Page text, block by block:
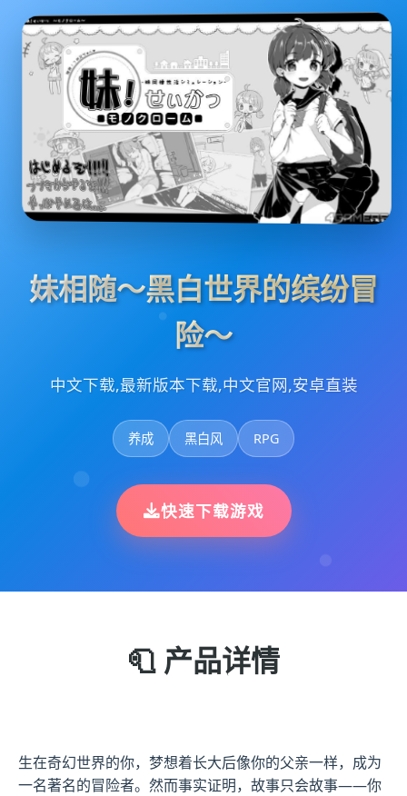
妹相随～黑白世界的缤纷冒
险～
中文下载,最新版本下载,中文官网,安卓直装
养成 黑白风 RPG
快速下载游戏
🧻 产品详情
生在奇幻世界的你，梦想着长大后像你的父亲一样，成为
一名著名的冒险者。然而事实证明，故事只会故事——你